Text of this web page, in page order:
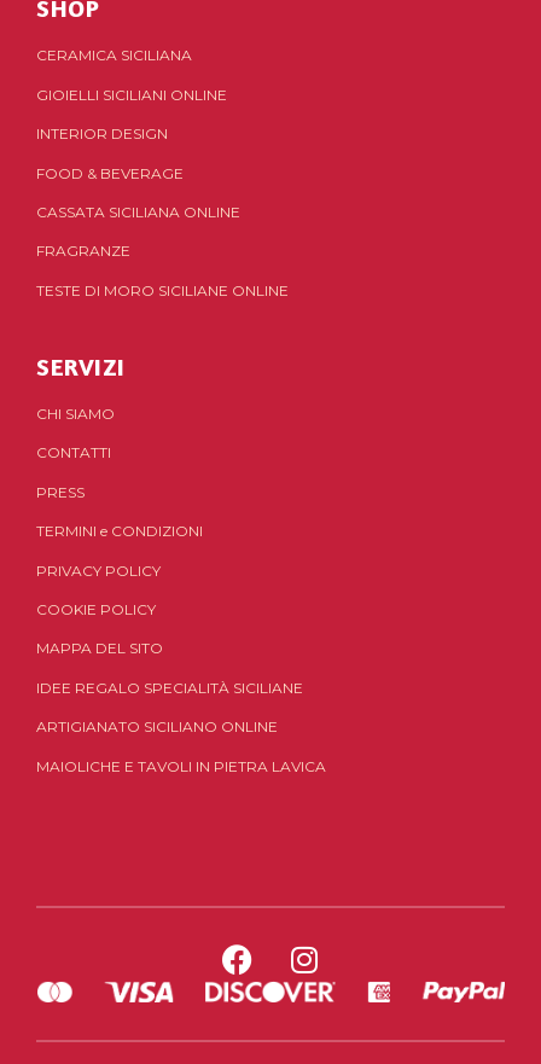
SHOP
CERAMICA SICILIANA
GIOIELLI SICILIANI ONLINE
INTERIOR DESIGN
FOOD & BEVERAGE
CASSATA SICILIANA ONLINE
FRAGRANZE
TESTE DI MORO SICILIANE ONLINE
SERVIZI
CHI SIAMO
CONTATTI
PRESS
TERMINI e CONDIZIONI
PRIVACY POLICY
COOKIE POLICY
MAPPA DEL SITO
IDEE REGALO SPECIALITÀ SICILIANE
ARTIGIANATO SICILIANO ONLINE
MAIOLICHE E TAVOLI IN PIETRA LAVICA